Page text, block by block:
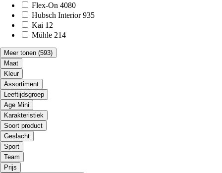
Flex-On 4080
Hubsch Interior 935
Kai 12
Mühle 214
Meer tonen (593)
Maat
Kleur
Assortiment
Leeftijdsgroep
Age Mini
Karakteristiek
Soort product
Geslacht
Sport
Team
Prijs